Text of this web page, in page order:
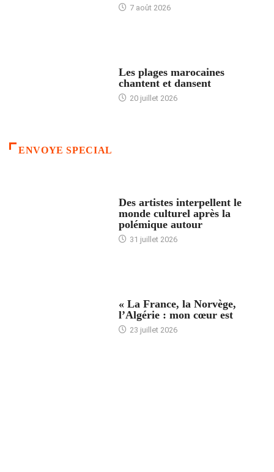
7 août 2026
Les plages marocaines
chantent et dansent
20 juillet 2026
ENVOYE SPECIAL
Des artistes interpellent le
monde culturel après la
polémique autour
31 juillet 2026
« La France, la Norvège,
l’Algérie : mon cœur est
23 juillet 2026